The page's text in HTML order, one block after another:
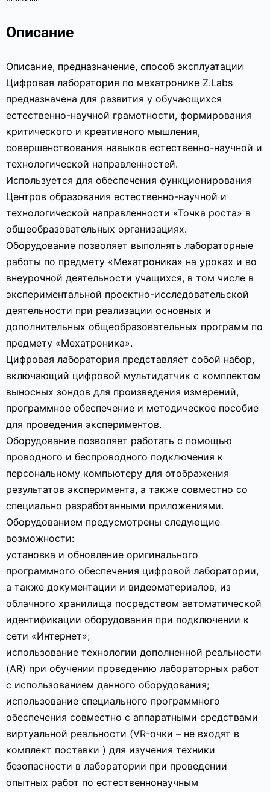
Описание
Описание, предназначение, способ эксплуатации
Цифровая лаборатория по мехатронике Z.Labs
предназначена для развития у обучающихся
естественно-научной грамотности, формирования
критического и креативного мышления,
совершенствования навыков естественно-научной и
технологической направленностей.
Используется для обеспечения функционирования
Центров образования естественно-научной и
технологической направленности «Точка роста» в
общеобразовательных организациях.
Оборудование позволяет выполнять лабораторные
работы по предмету «Мехатроника» на уроках и во
внеурочной деятельности учащихся, в том числе в
экспериментальной проектно-исследовательской
деятельности при реализации основных и
дополнительных общеобразовательных программ по
предмету «Мехатроника».
Цифровая лаборатория представляет собой набор,
включающий цифровой мультидатчик с комплектом
выносных зондов для произведения измерений,
программное обеспечение и методическое пособие
для проведения экспериментов.
Оборудование позволяет работать с помощью
проводного и беспроводного подключения к
персональному компьютеру для отображения
результатов эксперимента, а также совместно со
специально разработанными приложениями.
Оборудованием предусмотрены следующие
возможности:
установка и обновление оригинального
программного обеспечения цифровой лаборатории,
а также документации и видеоматериалов, из
облачного хранилища посредством автоматической
идентификации оборудования при подключении к
сети «Интернет»;
использование технологии дополненной реальности
(AR) при обучении проведению лабораторных работ
с использованием данного оборудования;
использование специального программного
обеспечения совместно с аппаратными средствами
виртуальной реальности (VR-очки – не входят в
комплект поставки ) для изучения техники
безопасности в лаборатории при проведении
опытных работ по естественнонаучным